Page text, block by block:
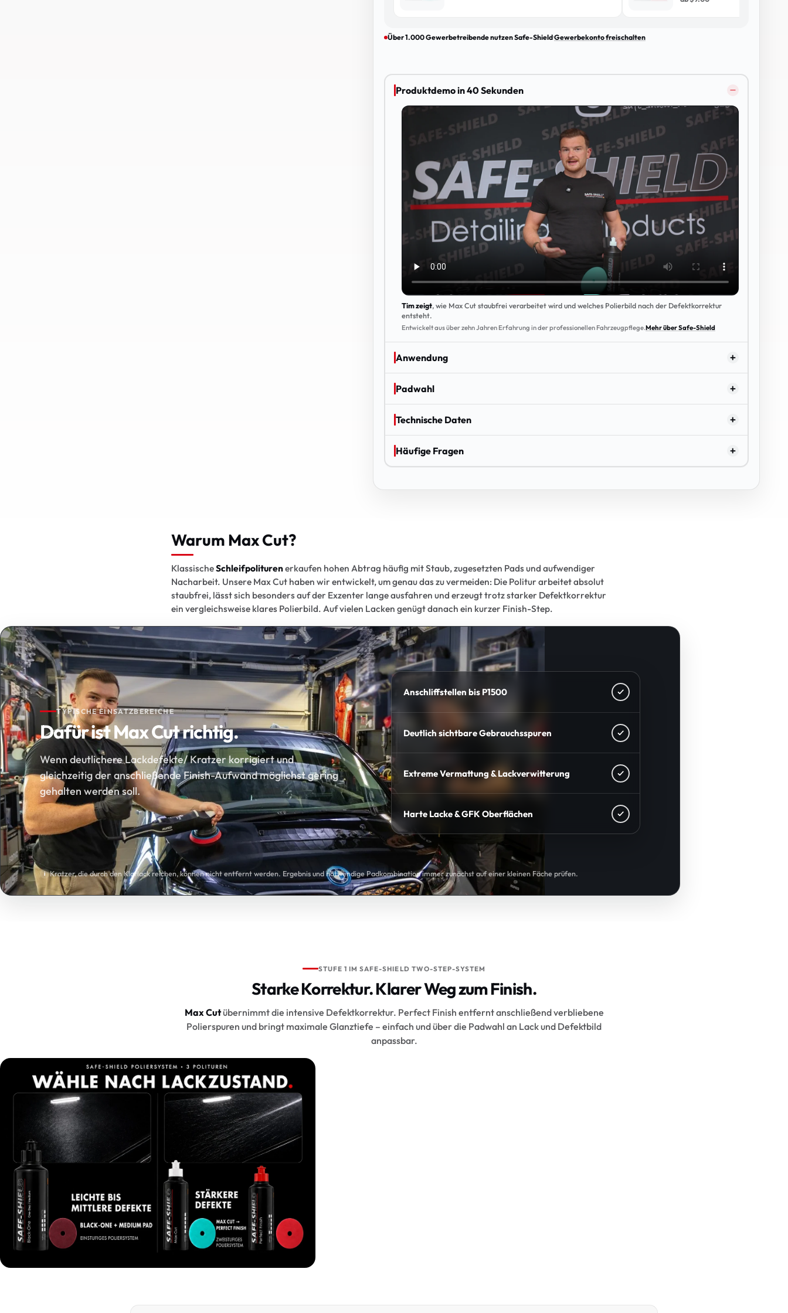
Über 1.000 Gewerbetreibende nutzen Safe-Shield·Gewerbekonto freischalten
Produktdemo in 40 Sekunden
Tim zeigt, wie Max Cut staubfrei verarbeitet wird und welches Polierbild nach der Defektkorrektur
entsteht.
Entwickelt aus über zehn Jahren Erfahrung in der professionellen Fahrzeugpflege.Mehr über Safe-Shield
Anwendung
Padwahl
Technische Daten
Häufige Fragen
Warum Max Cut?
KlassischeSchleifpoliturenerkaufen hohen Abtrag häufig mit Staub, zugesetzten Pads und aufwendiger
Nacharbeit. Unsere Max Cut haben wir entwickelt, um genau das zu vermeiden: Die Politur arbeitet absolut
staubfrei, lässt sich besonders auf der Exzenter lange ausfahren und erzeugt trotz starker Defektkorrektur
ein vergleichsweise klares Polierbild. Auf vielen Lacken genügt danach ein kurzer Finish-Step.
TYPISCHE EINSATZBEREICHE
Dafür ist Max Cut richtig.
Wenn deutlichere Lackdefekte/ Kratzer korrigiert und
gleichzeitig der anschließende Finish-Aufwand möglichst gering
gehalten werden soll.
Anschliffstellen bis P1500
Deutlich sichtbare Gebrauchsspuren
Extreme Vermattung & Lackverwitterung
Harte Lacke & GFK Oberflächen
i Kratzer, die durch den Klarlack reichen, können nicht entfernt werden. Ergebnis und notwendige Padkombination immer zunächst auf einer kleinen Fäche prüfen.
STUFE 1 IM SAFE-SHIELD TWO-STEP-SYSTEM
Starke Korrektur. Klarer Weg zum Finish.
Max Cutübernimmt die intensive Defektkorrektur. Perfect Finish entfernt anschließend verbliebene
Polierspuren und bringt maximale Glanztiefe – einfach und über die Padwahl an Lack und Defektbild
anpassbar.